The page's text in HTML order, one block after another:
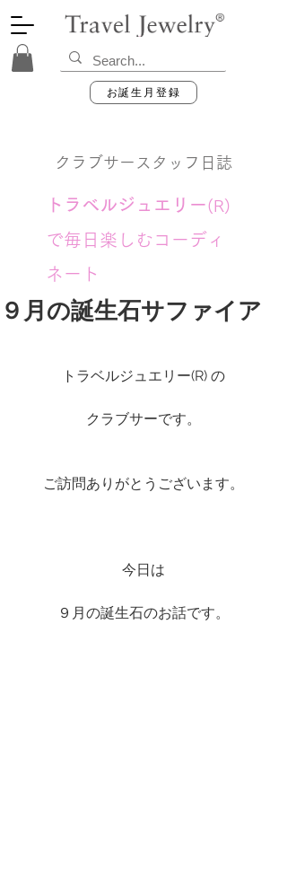
お誕生月登録
クラブサースタッフ日誌
トラベルジュエリー(R)
で毎日楽しむコーディ
ネート
９月の誕生石サファイア
トラベルジュエリー(R) の
クラブサーです。
ご訪問ありがとうございます。
今日は
９月の誕生石のお話です。